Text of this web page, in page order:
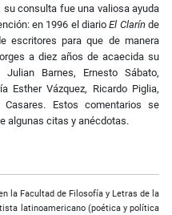
consulta fue una valiosa ayuda
en 1996 el diarioEl Clarínde
escritores para que de manera
a diez años de acaecida su
Barnes, Ernesto Sábato,
Esther Vázquez, Ricardo Piglia,
Estos comentarios se
algunas citas y anécdotas.
la Facultad de Filosofía y Letras de la
latinoamericano (poética y política